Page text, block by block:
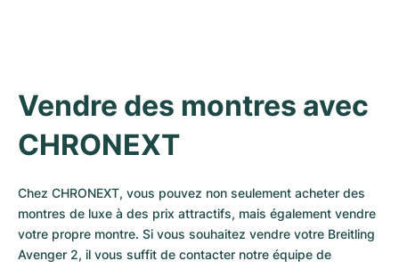
Vendre des montres avec
CHRONEXT
Chez CHRONEXT, vous pouvez non seulement acheter des
montres de luxe à des prix attractifs, mais également vendre
votre propre montre. Si vous souhaitez vendre votre Breitling
Avenger 2, il vous suffit de contacter notre équipe de